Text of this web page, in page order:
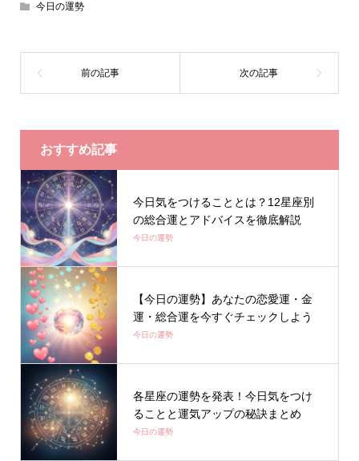
今日の運勢
おすすめ記事
今日気をつけることとは？12星座別
の総合運とアドバイスを徹底解説
今日の運勢
【今日の運勢】あなたの恋愛運・金
運・総合運を今すぐチェックしよう
今日の運勢
各星座の運勢を発表！今日気をつけ
ることと運気アップの秘訣まとめ
今日の運勢